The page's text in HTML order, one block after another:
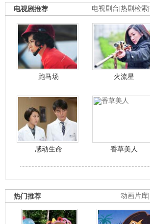
电视剧台 热剧检索
电视剧推荐
跑马场 火流星
感动生命 香草美人
动画片库
热门推荐